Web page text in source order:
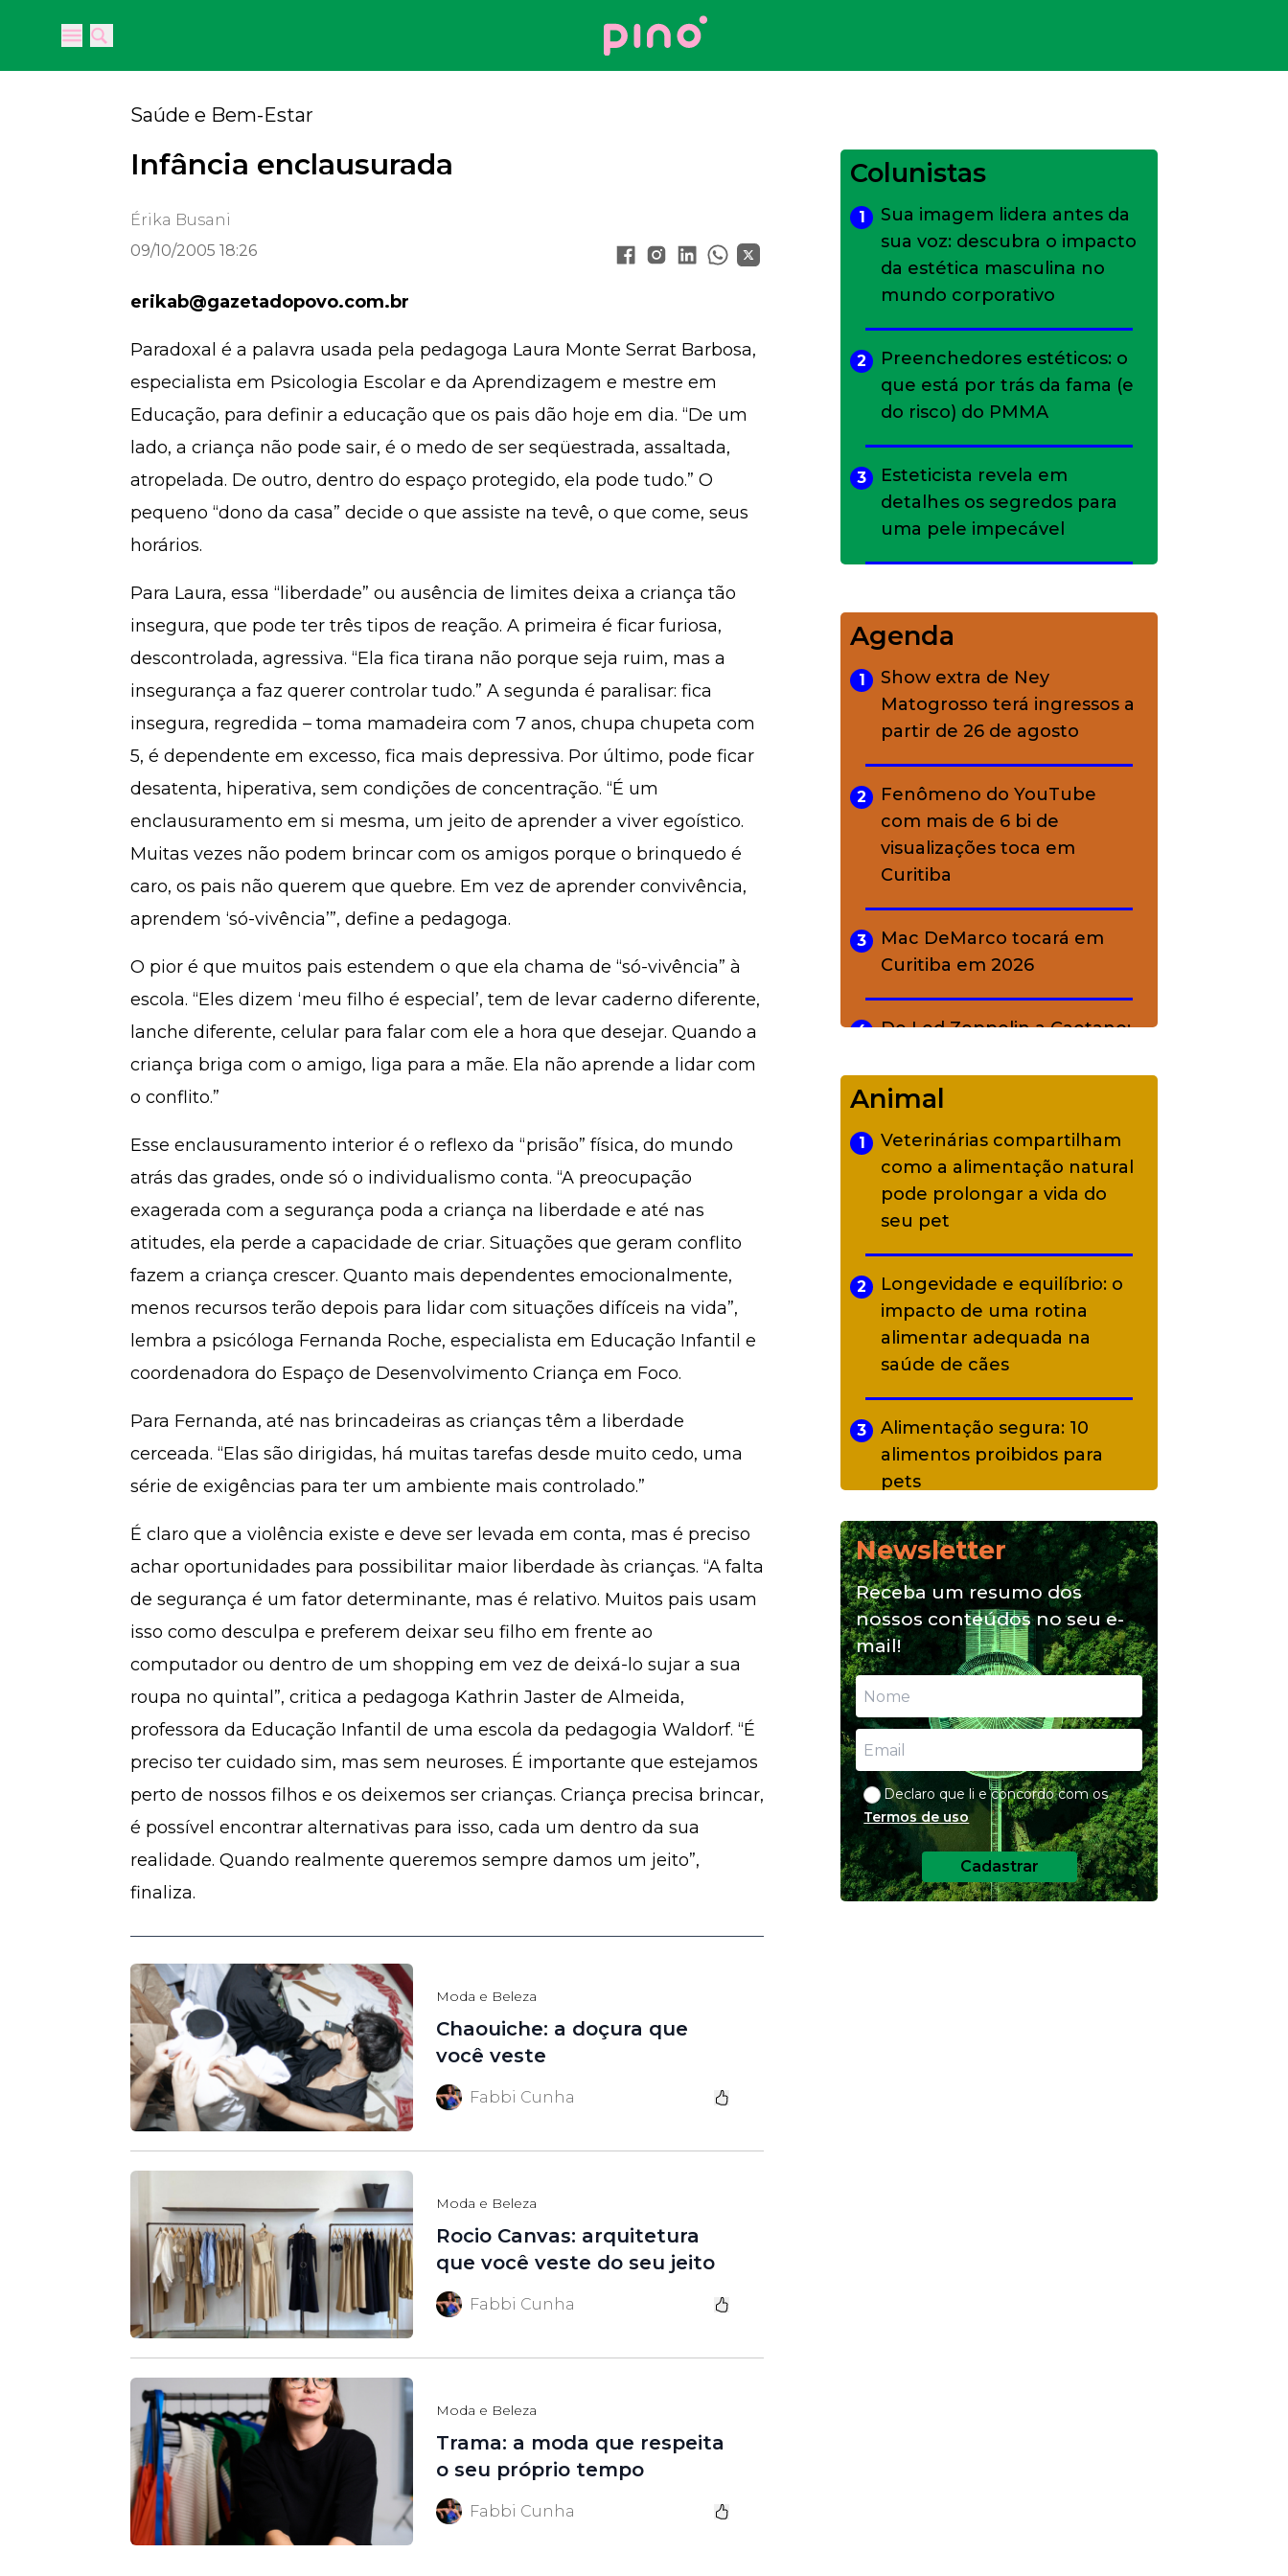
Open main menu
Open main menu
Your Company
Saúde e Bem-Estar
Infância enclausurada
Érika Busani
09/10/2005 18:26
erikab@gazetadopovo.com.br
Paradoxal é a palavra usada pela pedagoga Laura Monte Serrat Barbosa,
especialista em Psicologia Escolar e da Aprendizagem e mestre em
Educação, para definir a educação que os pais dão hoje em dia. “De um
lado, a criança não pode sair, é o medo de ser seqüestrada, assaltada,
atropelada. De outro, dentro do espaço protegido, ela pode tudo.” O
pequeno “dono da casa” decide o que assiste na tevê, o que come, seus
horários.
Para Laura, essa “liberdade” ou ausência de limites deixa a criança tão
insegura, que pode ter três tipos de reação. A primeira é ficar furiosa,
descontrolada, agressiva. “Ela fica tirana não porque seja ruim, mas a
insegurança a faz querer controlar tudo.” A segunda é paralisar: fica
insegura, regredida – toma mamadeira com 7 anos, chupa chupeta com
5, é dependente em excesso, fica mais depressiva. Por último, pode ficar
desatenta, hiperativa, sem condições de concentração. “É um
enclausuramento em si mesma, um jeito de aprender a viver egoístico.
Muitas vezes não podem brincar com os amigos porque o brinquedo é
caro, os pais não querem que quebre. Em vez de aprender convivência,
aprendem ‘só-vivência’”, define a pedagoga.
O pior é que muitos pais estendem o que ela chama de “só-vivência” à
escola. “Eles dizem ‘meu filho é especial’, tem de levar caderno diferente,
lanche diferente, celular para falar com ele a hora que desejar. Quando a
criança briga com o amigo, liga para a mãe. Ela não aprende a lidar com
o conflito.”
Esse enclausuramento interior é o reflexo da “prisão” física, do mundo
atrás das grades, onde só o individualismo conta. “A preocupação
exagerada com a segurança poda a criança na liberdade e até nas
atitudes, ela perde a capacidade de criar. Situações que geram conflito
fazem a criança crescer. Quanto mais dependentes emocionalmente,
menos recursos terão depois para lidar com situações difíceis na vida”,
lembra a psicóloga Fernanda Roche, especialista em Educação Infantil e
coordenadora do Espaço de Desenvolvimento Criança em Foco.
Para Fernanda, até nas brincadeiras as crianças têm a liberdade
cerceada. “Elas são dirigidas, há muitas tarefas desde muito cedo, uma
série de exigências para ter um ambiente mais controlado.”
É claro que a violência existe e deve ser levada em conta, mas é preciso
achar oportunidades para possibilitar maior liberdade às crianças. “A falta
de segurança é um fator determinante, mas é relativo. Muitos pais usam
isso como desculpa e preferem deixar seu filho em frente ao
computador ou dentro de um shopping em vez de deixá-lo sujar a sua
roupa no quintal”, critica a pedagoga Kathrin Jaster de Almeida,
professora da Educação Infantil de uma escola da pedagogia Waldorf. “É
preciso ter cuidado sim, mas sem neuroses. É importante que estejamos
perto de nossos filhos e os deixemos ser crianças. Criança precisa brincar,
é possível encontrar alternativas para isso, cada um dentro da sua
realidade. Quando realmente queremos sempre damos um jeito”,
finaliza.
Moda e Beleza
Chaouiche: a doçura que
você veste
Fabbi Cunha
Moda e Beleza
Rocio Canvas: arquitetura
que você veste do seu jeito
Fabbi Cunha
Moda e Beleza
Trama: a moda que respeita
o seu próprio tempo
Fabbi Cunha
Colunistas
1
Sua imagem lidera antes da
sua voz: descubra o impacto
da estética masculina no
mundo corporativo
2
Preenchedores estéticos: o
que está por trás da fama (e
do risco) do PMMA
3
Esteticista revela em
detalhes os segredos para
uma pele impecável
charme rústico que
conquistou o luxo
A ciência por trás da
skincare: a função de cada
ativo
Agenda
1
Show extra de Ney
Matogrosso terá ingressos a
partir de 26 de agosto
2
Fenômeno do YouTube
com mais de 6 bi de
visualizações toca em
Curitiba
3
Mac DeMarco tocará em
Curitiba em 2026
4
De Led Zeppelin a Caetano:
diverso a partir de R$ 17
5
Adriana Calcanhotto retoma
alter ego infantil para show
em Curitiba
Animal
1
Veterinárias compartilham
como a alimentação natural
pode prolongar a vida do
seu pet
2
Longevidade e equilíbrio: o
impacto de uma rotina
alimentar adequada na
saúde de cães
3
Alimentação segura: 10
alimentos proibidos para
pets
4
Alimentação natural e mix
feeding: conheça essas
opções para nutrição do seu
pet
Newsletter
Receba um resumo dos
nossos conteúdos no seu e-
mail!
Declaro que li e concordo com os
Termos de uso
Cadastrar